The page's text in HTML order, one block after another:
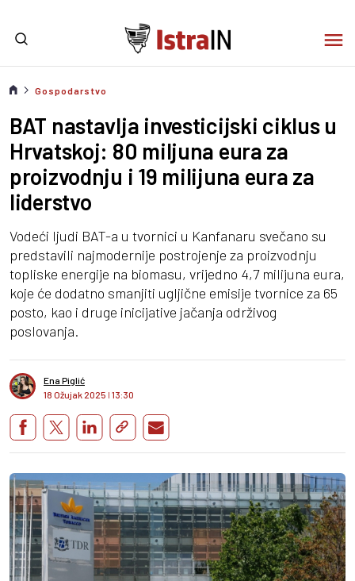
Gospodarstvo
BAT nastavlja investicijski ciklus u
Hrvatskoj: 80 miljuna eura za
proizvodnju i 19 milijuna eura za
liderstvo
Vodeći ljudi BAT-a u tvornici u Kanfanaru svečano su
predstavili najmodernije postrojenje za proizvodnju
topliske energije na biomasu, vrijedno 4,7 milijuna eura,
koje će dodatno smanjiti ugljične emisije tvornice za 65
posto, kao i druge inicijative jačanja održivog
poslovanja.
Ena Piglić
18 Ožujak 2025 I 13:30